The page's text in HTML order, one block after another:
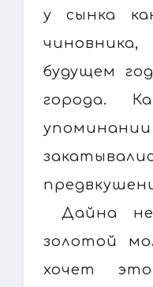
у сынка
будущем
города.
Дайна
золотой
хочет